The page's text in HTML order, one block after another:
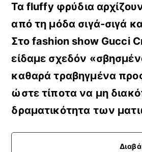
Τα fluffy φρύδια
από τη μόδα σιγά-σιγά
Στο fashion show Gucci
είδαμε σχεδόν
καθαρά τραβηγμένα
ώστε τίποτα να μη
δραματικότητα των